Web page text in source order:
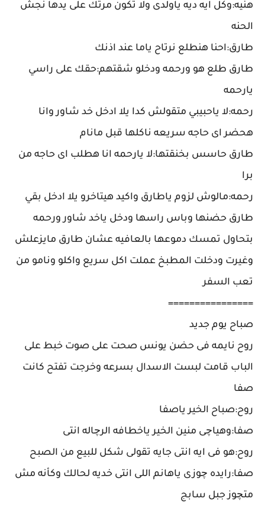
هنيه:وكل ايه ديه ياولدى ولا تكون مرتك على يدها نجش
الحنه
طارق:احنا هنطلع نرتاح ياما عند اذنك
طارق طلع هو ورحمه ودخلو شقتهم:حقك على راسي
يارحمه
رحمه:لا ياحبيبي متقولش كدا يلا ادخل خد شاور وانا
هحضر اى حاجه سريعه ناكلها قبل مانام
طارق حاسس بخنقتها:لا يارحمه انا هطلب اى حاجه من
برا
رحمه:مالوش لزوم ياطارق واكيد هيتاخرو يلا ادخل بقي
طارق حضنها وباس راسها ودخل ياخد شاور ورحمه
بتحاول تمسك دموعها بالعافيه عشان طارق مايزعلش
وغيرت ودخلت المطبخ عملت اكل سريع واكلو ونامو من
تعب السفر
================
صباح يوم جديد
روح نايمه فى حضن يونس صحت على صوت خبط على
الباب قامت لبست الاسدال بسرعه وخرجت تفتح كانت
صفا
روح:صباح الخير ياصفا
صفا:وهياچى منين الخير ياخطافه الرچاله انتى
روح:هو فى ايه انتى جايه تقولى شكل للبيع من الصبح
صفا:رايده چوزى ياهانم اللى انتى خديه لحالك وكأنه مش
متچوز جبل سابج